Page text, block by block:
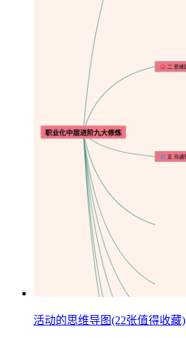
活动的思维导图(22张值得收藏)